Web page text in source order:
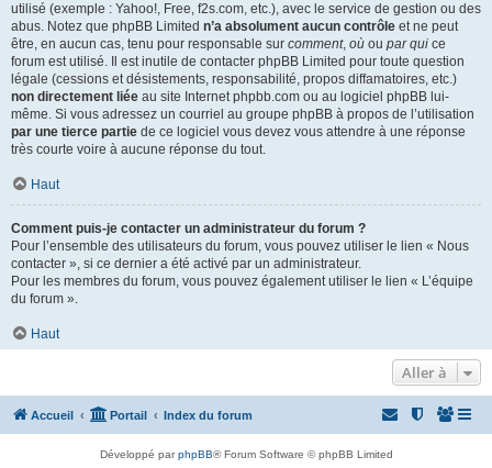
utilisé (exemple : Yahoo!, Free, f2s.com, etc.), avec le service de gestion ou des
abus. Notez que phpBB Limited n’a absolument aucun contrôle et ne peut
être, en aucun cas, tenu pour responsable sur comment, où ou par qui ce
forum est utilisé. Il est inutile de contacter phpBB Limited pour toute question
légale (cessions et désistements, responsabilité, propos diffamatoires, etc.)
non directement liée au site Internet phpbb.com ou au logiciel phpBB lui-
même. Si vous adressez un courriel au groupe phpBB à propos de l’utilisation
par une tierce partie de ce logiciel vous devez vous attendre à une réponse
très courte voire à aucune réponse du tout.
Haut
Comment puis-je contacter un administrateur du forum ?
Pour l’ensemble des utilisateurs du forum, vous pouvez utiliser le lien « Nous
contacter », si ce dernier a été activé par un administrateur.
Pour les membres du forum, vous pouvez également utiliser le lien « L’équipe
du forum ».
Haut
Aller à
Accueil Portail Index du forum
Développé parphpBB® Forum Software © phpBB Limited